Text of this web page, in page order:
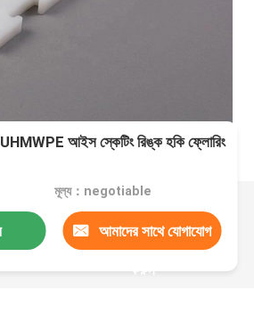
UHMWPE আইস স্কেটিং রিঙ্ক হকি ফ্লোরিং
মূল্য：negotiable
আমাদের সাথে যোগাযোগ
করুন